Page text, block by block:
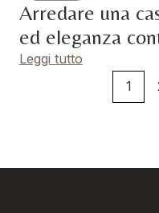
Arredare una
ed eleganza
Leggi tutto
1